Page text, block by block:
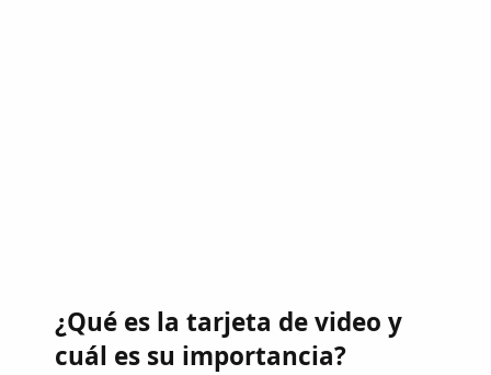
¿Qué es la tarjeta de video y
cuál es su importancia?